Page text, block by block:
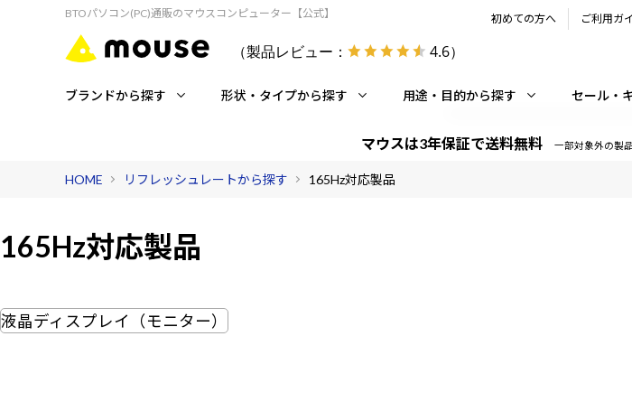
BTOパソコン(PC)通販のマウスコンピューター【公式】
（製品レビュー： 4.6）
初めての方へ ご利用ガ
ブランドから探す 形状・タイプから探す 用途・目的から探す セール・
マウスは3年保証で送料無料 一部対象外の製
HOME リフレッシュレートから探す 165Hz対応製品
165Hz対応製品
液晶ディスプレイ（モニター）